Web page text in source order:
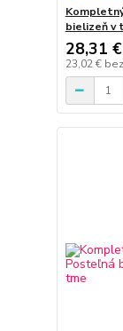
bielizeň v
28,31 €
23,02 €